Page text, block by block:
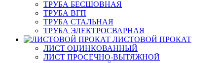
ТРУБА БЕСШОВНАЯ
ТРУБА ВГП
ТРУБА СТАЛЬНАЯ
ТРУБА ЭЛЕКТРОСВАРНАЯ
ЛИСТОВОЙ ПРОКАТ
ЛИСТ ОЦИНКОВАННЫЙ
ЛИСТ ПРОСЕЧНО-ВЫТЯЖНОЙ